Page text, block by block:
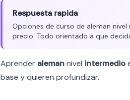
Respuesta rapida
Opciones de curso de aleman
precio. Todo orientado a que
Aprender alemannivel intermedio
base y quieren profundizar.